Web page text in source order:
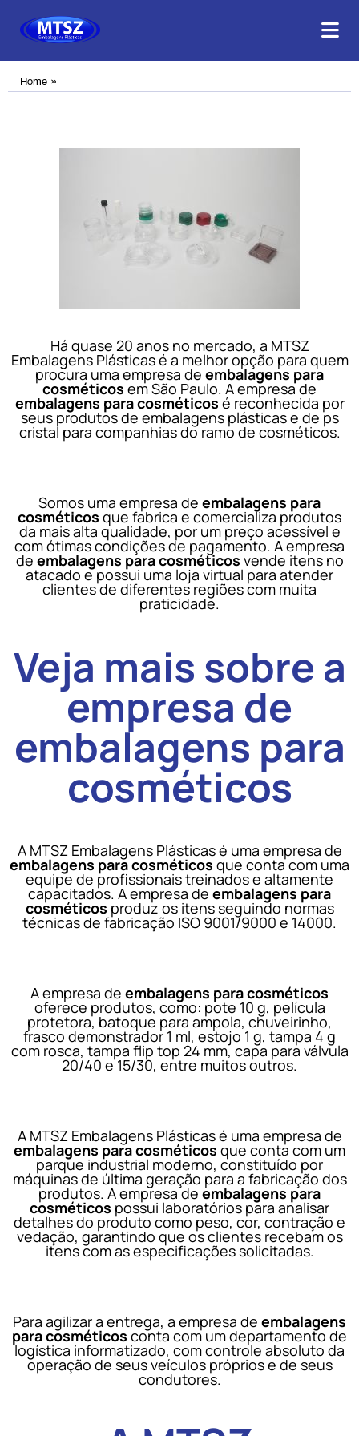
Home »
Há quase 20 anos no mercado, a MTSZ
Embalagens Plásticas é a melhor opção para quem
procura uma empresa de embalagens para
cosméticos em São Paulo. A empresa de
embalagens para cosméticos é reconhecida por
seus produtos de embalagens plásticas e de ps
cristal para companhias do ramo de cosméticos.
Somos uma empresa de embalagens para
cosméticos que fabrica e comercializa produtos
da mais alta qualidade, por um preço acessível e
com ótimas condições de pagamento. A empresa
de embalagens para cosméticos vende itens no
atacado e possui uma loja virtual para atender
clientes de diferentes regiões com muita
praticidade.
Veja mais sobre a
empresa de
embalagens para
cosméticos
A MTSZ Embalagens Plásticas é uma empresa de
embalagens para cosméticos que conta com uma
equipe de profissionais treinados e altamente
capacitados. A empresa de embalagens para
cosméticos produz os itens seguindo normas
técnicas de fabricação ISO 9001/9000 e 14000.
A empresa de embalagens para cosméticos
oferece produtos, como: pote 10 g, película
protetora, batoque para ampola, chuveirinho,
frasco demonstrador 1 ml, estojo 1 g, tampa 4 g
com rosca, tampa flip top 24 mm, capa para válvula
20/40 e 15/30, entre muitos outros.
A MTSZ Embalagens Plásticas é uma empresa de
embalagens para cosméticos que conta com um
parque industrial moderno, constituído por
máquinas de última geração para a fabricação dos
produtos. A empresa de embalagens para
cosméticos possui laboratórios para analisar
detalhes do produto como peso, cor, contração e
vedação, garantindo que os clientes recebam os
itens com as especificações solicitadas.
Para agilizar a entrega, a empresa de embalagens
para cosméticos conta com um departamento de
logística informatizado, com controle absoluto da
operação de seus veículos próprios e de seus
condutores.